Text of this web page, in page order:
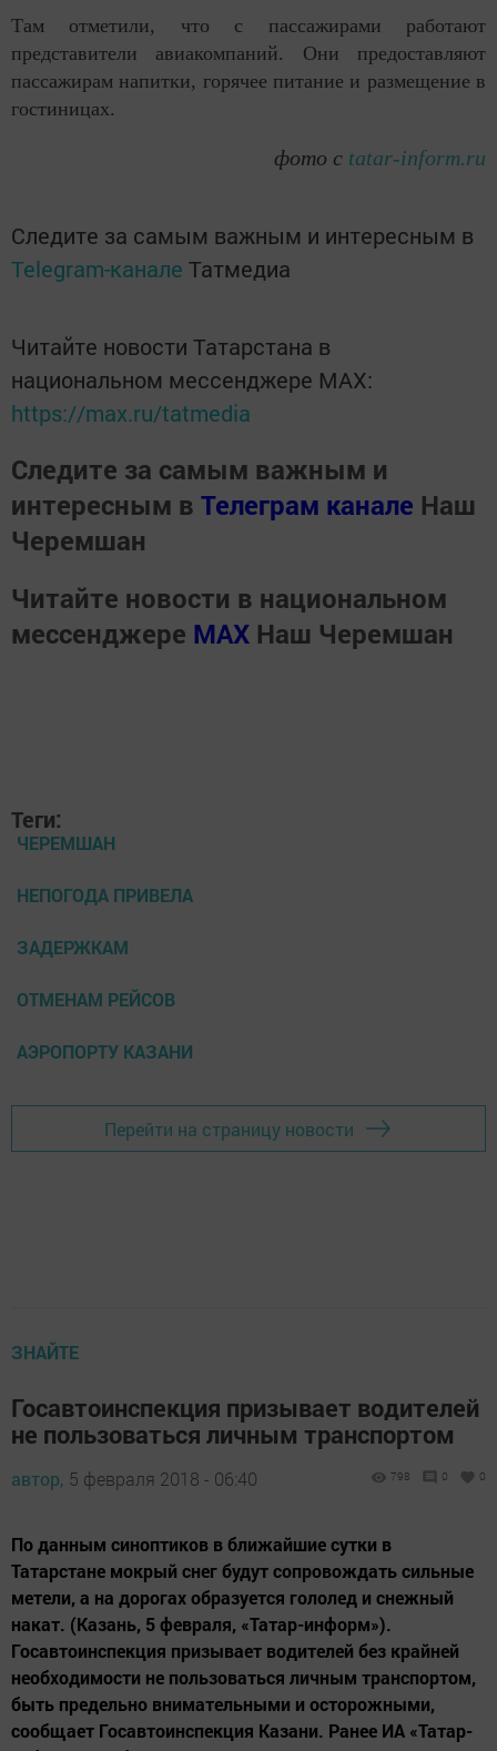
Там отметили, что с пассажирами работают
представители авиакомпаний. Они предоставляют
пассажирам напитки, горячее питание и размещение в
гостиницах.
фото с tatar-inform.ru
Следите за самым важным и интересным в
Telegram-канале Татмедиа
Читайте новости Татарстана в
национальном мессенджере MАХ:
https://max.ru/tatmedia
Следите за самым важным и
интересным в Телеграм канале Наш
Черемшан
Читайте новости в национальном
мессенджере MАХ Наш Черемшан
Теги:
ЧЕРЕМШАН
НЕПОГОДА ПРИВЕЛА
ЗАДЕРЖКАМ
ОТМЕНАМ РЕЙСОВ
АЭРОПОРТУ КАЗАНИ
Перейти на страницу новости
ЗНАЙТЕ
Госавтоинспекция призывает водителей
не пользоваться личным транспортом
автор, 5 февраля 2018 - 06:40 798 0 0
По данным синоптиков в ближайшие сутки в
Татарстане мокрый снег будут сопровождать сильные
метели, а на дорогах образуется гололед и снежный
накат. (Казань, 5 февраля, «Татар-информ»).
Госавтоинспекция призывает водителей без крайней
необходимости не пользоваться личным транспортом,
быть предельно внимательными и осторожными,
сообщает Госавтоинспекция Казани. Ранее ИА «Татар-